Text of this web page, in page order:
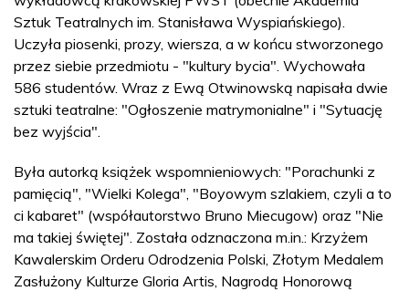
Sztuk Teatralnych im. Stanisława Wyspiańskiego).
Uczyła piosenki, prozy, wiersza, a w końcu stworzonego
przez siebie przedmiotu - "kultury bycia". Wychowała
586 studentów. Wraz z Ewą Otwinowską napisała dwie
sztuki teatralne: "Ogłoszenie matrymonialne" i "Sytuację
bez wyjścia".
Była autorką książek wspomnieniowych: "Porachunki z
pamięcią", "Wielki Kolega", "Boyowym szlakiem, czyli a to
ci kabaret" (współautorstwo Bruno Miecugow) oraz "Nie
ma takiej świętej". Została odznaczona m.in.: Krzyżem
Kawalerskim Orderu Odrodzenia Polski, Złotym Medalem
Zasłużony Kulturze Gloria Artis, Nagrodą Honorową